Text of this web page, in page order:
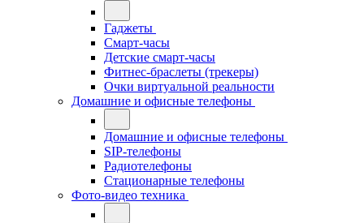
Гаджеты
Смарт-часы
Детские смарт-часы
Фитнес-браслеты (трекеры)
Очки виртуальной реальности
Домашние и офисные телефоны
Домашние и офисные телефоны
SIP-телефоны
Радиотелефоны
Стационарные телефоны
Фото-видео техника